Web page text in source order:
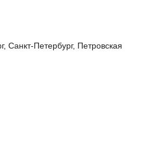
Санкт-Петербург, Петровская